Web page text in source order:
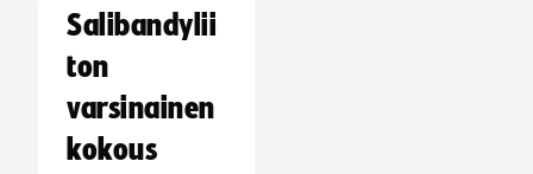
Salibandylii
ton
varsinainen
kokous